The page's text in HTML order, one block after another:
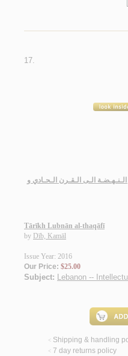
17.
الـى الـقـرن الـحـادي و
Tārīkh Lubnān al-thaqāfī
by Dīb, Kamāl
Issue Year: 2016
Our Price: $25.00
Subject: Lebanon --
< Shipping & handling
< 7 day returns policy